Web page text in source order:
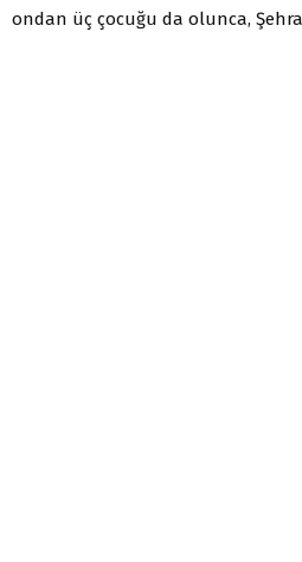
ondan üç çocuğu da olunca,